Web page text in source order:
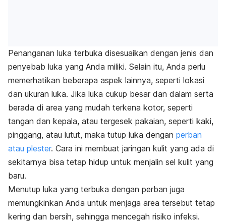
Penanganan luka terbuka disesuaikan dengan jenis dan
penyebab luka yang Anda miliki. Selain itu, Anda perlu
memerhatikan beberapa aspek lainnya, seperti lokasi
dan ukuran luka. Jika luka cukup besar dan dalam serta
berada di area yang mudah terkena kotor, seperti
tangan dan kepala, atau tergesek pakaian, seperti kaki,
pinggang, atau lutut, maka tutup luka dengan perban
atau plester. Cara ini membuat jaringan kulit yang ada di
sekitarnya bisa tetap hidup untuk menjalin sel kulit yang
baru.
Menutup luka yang terbuka dengan perban juga
memungkinkan Anda untuk menjaga area tersebut tetap
kering dan bersih, sehingga mencegah risiko infeksi.